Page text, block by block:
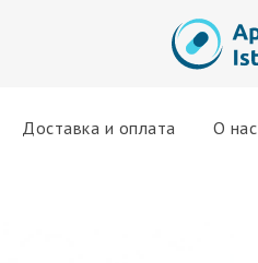
Доставка и оплата О нас